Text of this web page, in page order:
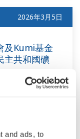
and ads, to
2026年3月5日
及Kumi基金
主共和國礦